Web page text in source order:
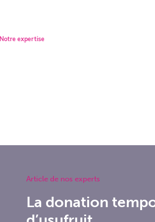
Notre expertise
Article de nos experts
La donation